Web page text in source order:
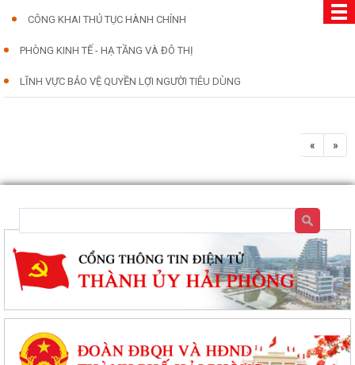
CÔNG KHAI THỦ TỤC HÀNH CHÍNH
PHÒNG KINH TẾ - HẠ TẦNG VÀ ĐÔ THỊ
LĨNH VỰC BẢO VỆ QUYỀN LỢI NGƯỜI TIÊU DÙNG
« »